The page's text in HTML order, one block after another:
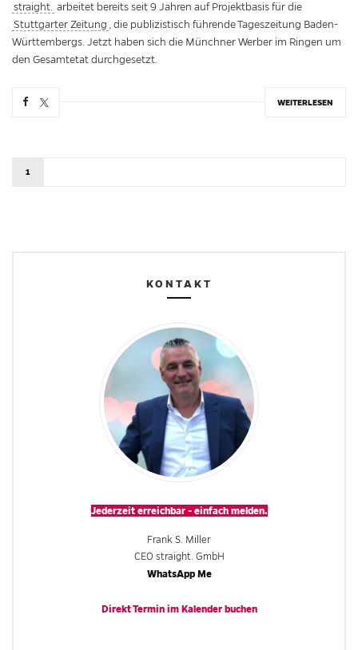
straight. arbeitet bereits seit 9 Jahren auf Projektbasis für die
Stuttgarter Zeitung , die publizistisch führende Tageszeitung Baden-
Württembergs. Jetzt haben sich die Münchner Werber im Ringen um
den Gesamtetat durchgesetzt.
WEITERLESEN
1
KONTAKT
Jederzeit erreichbar - einfach melden.
Frank S. Miller
CEO straight. GmbH
WhatsApp Me
Direkt Termin im Kalenderbuchen